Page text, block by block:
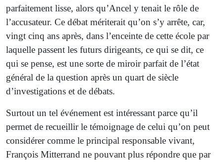
parfaitement lisse, alors qu’Ancel y tenait le rôle de
l’accusateur. Ce débat mériterait qu’on s’y arrête, car,
vingt cinq ans après, dans l’enceinte de cette école par
laquelle passent les futurs dirigeants, ce qui se dit, ce
qui se pense, est une sorte de miroir parfait de l’état
général de la question après un quart de siècle
d’investigations et de débats.
Surtout un tel événement est intéressant parce qu’il
permet de recueillir le témoignage de celui qu’on peut
considérer comme le principal responsable vivant,
François Mitterrand ne pouvant plus répondre que par